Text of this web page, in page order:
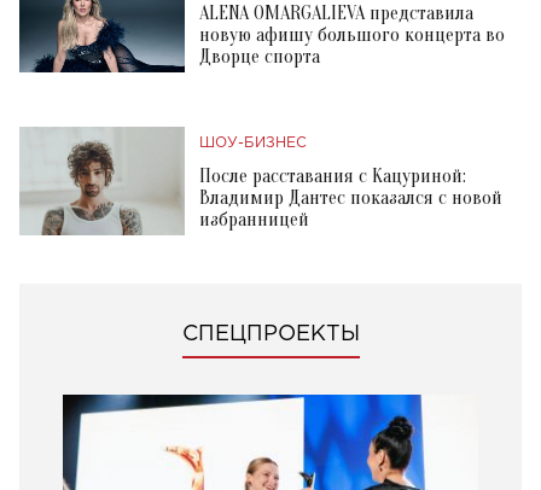
ALENA OMARGALIEVA представила
новую афишу большого концерта во
Дворце спорта
ШОУ-БИЗНЕС
После расставания с Кацуриной:
Владимир Дантес показался с новой
избранницей
СПЕЦПРОЕКТЫ